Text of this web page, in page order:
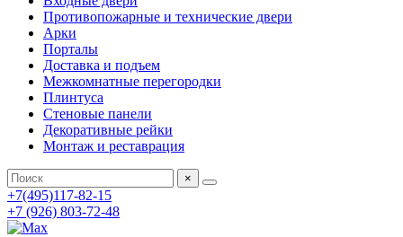
Противопожарные и технические двери
Арки
Порталы
Доставка и подъем
Межкомнатные перегородки
Плинтуса
Стеновые панели
Декоративные рейки
Монтаж и реставрация
×
+7(495)117-82-15
+7 (926) 803-72-48